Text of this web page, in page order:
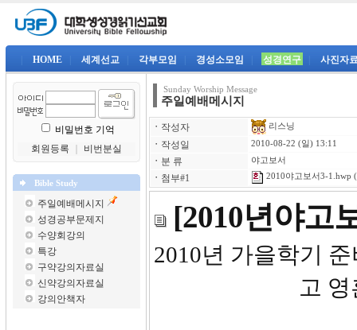
HOME 세계선교 각부모임 경성소모임 성경연구 사진자
비밀번호 기억
회원등록
비번분실
Bible Study
주일예배메시지
성경공부문제지
수양회강의
특강
구약강의자료실
신약강의자료실
강의안책자
Sunday Worship Message
주일예배메시지
ㆍ 작성자 리스닝
ㆍ 작성일 2010-08-22 (일) 13:11
ㆍ 분 류 야고보서
ㆍ 첨부#1 2010야고보서3-1.hwp
[2010년야고
2010년 가을학
고 영